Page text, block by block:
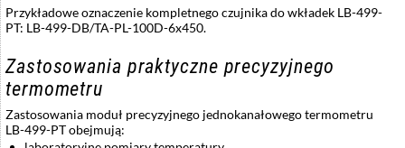
Przykładowe oznaczenie kompletnego czujnika do wkładek LB-499-
PT: LB-499-DB/TA-PL-100D-6x450.
Zastosowania praktyczne precyzyjnego
termometru
Zastosowania moduł precyzyjnego jednokanałowego termometru
LB-499-PT obejmują: